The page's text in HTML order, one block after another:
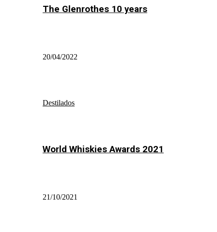
The Glenrothes 10 years
20/04/2022
Destilados
World Whiskies Awards 2021
21/10/2021